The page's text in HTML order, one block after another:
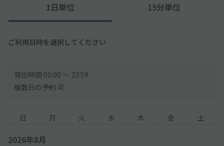
1日単位 15分単位
ご利用日時を選択してください
貸出時間 00:00 〜 23:59
複数日の予約 可
日 月 火 水 木 金 土
2026年8月